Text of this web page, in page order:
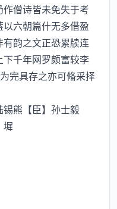
僧诗皆未免失于考
六朝篇什无多借盈
韵之文正恐累牍连
千年网罗颇富较李
完具存之亦可偹采择
熊【臣】孙士毅